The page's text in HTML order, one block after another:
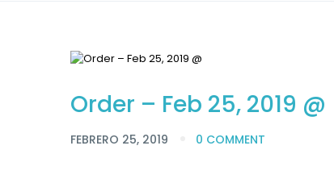
Order – Feb 25, 2019 @
FEBRERO 25, 2019 0 COMMENT